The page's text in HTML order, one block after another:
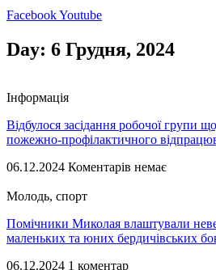
FacebookYoutube
Day: 6 Грудня, 2024
Інформація
Відбулося засідання робочої групи
пожежно-профілактичного
06.12.2024 Коментарів немає
Молодь, спорт
Помічники Миколая влаштували
маленьких та юних бердичівських
06.12.2024 1 коментар